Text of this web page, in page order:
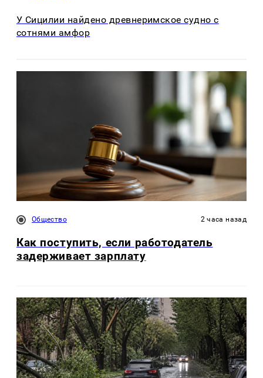
У Сицилии найдено древнеримское судно с
сотнями амфор
Общество 2 часа назад
Как поступить, если работодатель
задерживает зарплату